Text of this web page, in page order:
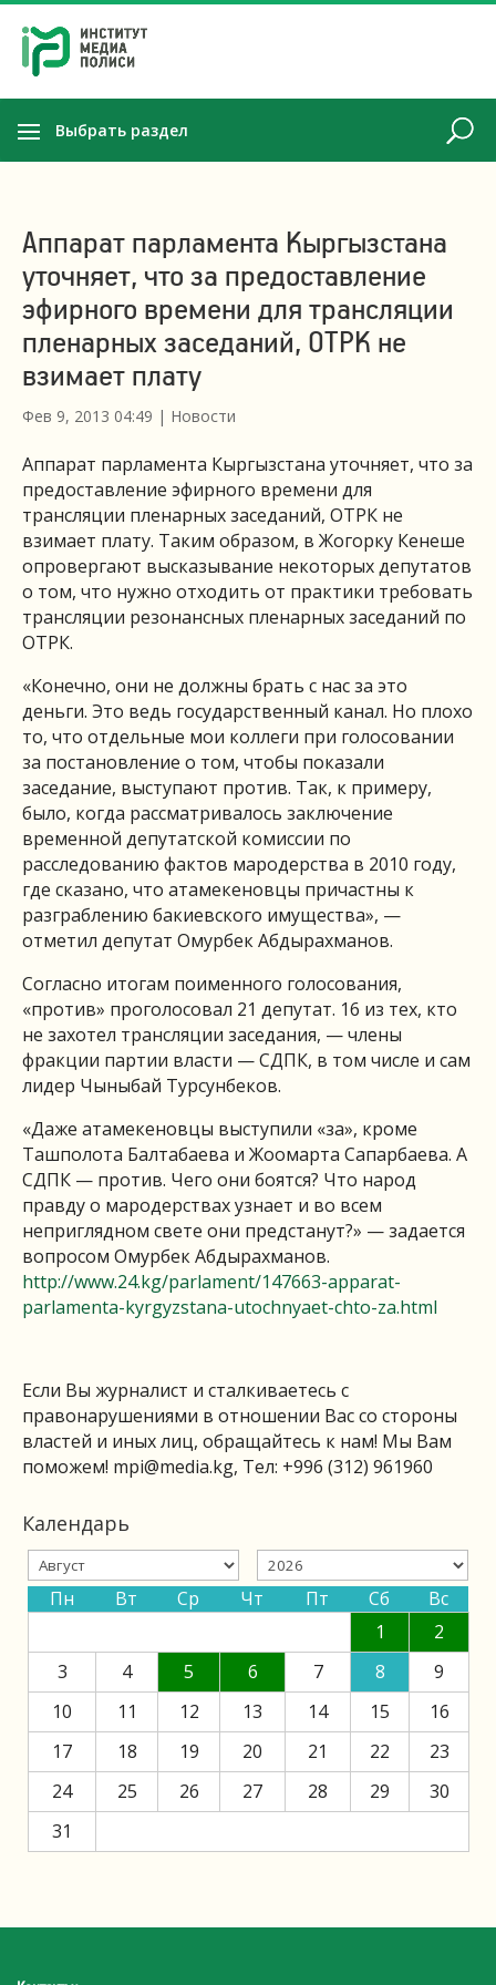
Выбрать раздел
Аппарат парламента Кыргызстана
уточняет, что за предоставление
эфирного времени для трансляции
пленарных заседаний, ОТРК не
взимает плату
Фев 9, 2013 04:49 | Новости
Аппарат парламента Кыргызстана уточняет, что за
предоставление эфирного времени для
трансляции пленарных заседаний, ОТРК не
взимает плату. Таким образом, в Жогорку Кенеше
опровергают высказывание некоторых депутатов
о том, что нужно отходить от практики требовать
трансляции резонансных пленарных заседаний по
ОТРК.
«Конечно, они не должны брать с нас за это
деньги. Это ведь государственный канал. Но плохо
то, что отдельные мои коллеги при голосовании
за постановление о том, чтобы показали
заседание, выступают против. Так, к примеру,
было, когда рассматривалось заключение
временной депутатской комиссии по
расследованию фактов мародерства в 2010 году,
где сказано, что атамекеновцы причастны к
разграблению бакиевского имущества», —
отметил депутат Омурбек Абдырахманов.
Согласно итогам поименного голосования,
«против» проголосовал 21 депутат. 16 из тех, кто
не захотел трансляции заседания, — члены
фракции партии власти — СДПК, в том числе и сам
лидер Чыныбай Турсунбеков.
«Даже атамекеновцы выступили «за», кроме
Ташполота Балтабаева и Жоомарта Сапарбаева. А
СДПК — против. Чего они боятся? Что народ
правду о мародерствах узнает и во всем
неприглядном свете они предстанут?» — задается
вопросом Омурбек Абдырахманов.
http://www.24.kg/parlament/147663-apparat-
parlamenta-kyrgyzstana-utochnyaet-chto-za.html
Если Вы журналист и сталкиваетесь с
правонарушениями в отношении Вас со стороны
властей и иных лиц, обращайтесь к нам! Мы Вам
поможем! mpi@media.kg, Тел: +996 (312) 961960
Календарь
Пн Вт Ср Чт Пт Сб
Вс
1
2
3
4 5 6 7 8
9
10
11 12 13 14 15
16
17
18 19 20 21 22
23
24
25 26 27 28 29
30
31